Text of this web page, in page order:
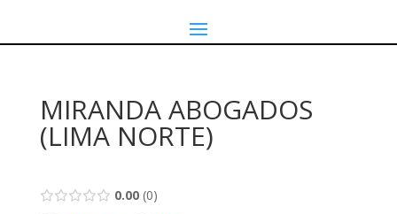
MIRANDA ABOGADOS
(LIMA NORTE)
0.00 0